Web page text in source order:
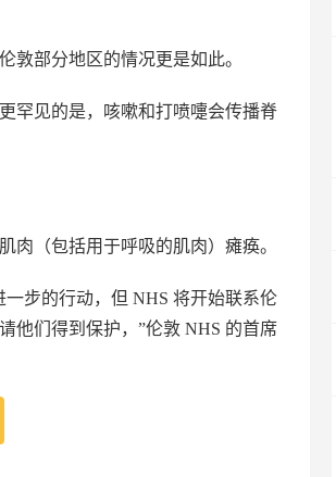
敦部分地区的情况更是如此。
罕见的是，咳嗽和打喷嚏会传播脊
肉（包括用于呼吸的肌肉）瘫痪。
步的行动，但 NHS 将开始联系伦
他们得到保护，”伦敦 NHS 的首席